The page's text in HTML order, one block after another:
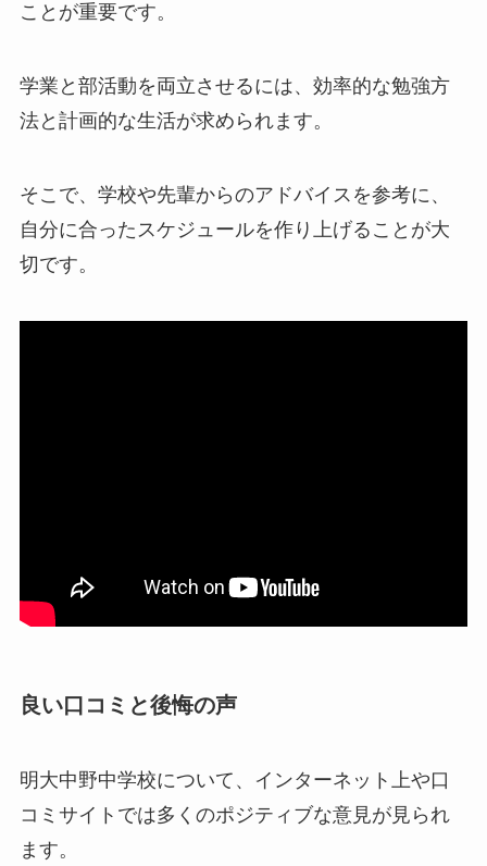
ことが重要です。
学業と部活動を両立させるには、効率的な勉強方
法と計画的な生活が求められます。
そこで、学校や先輩からのアドバイスを参考に、
自分に合ったスケジュールを作り上げることが大
切です。
良い口コミと後悔の声
明大中野中学校について、インターネット上や口
コミサイトでは多くのポジティブな意見が見られ
ます。